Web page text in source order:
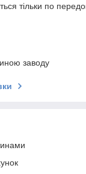
тільки по
заводу